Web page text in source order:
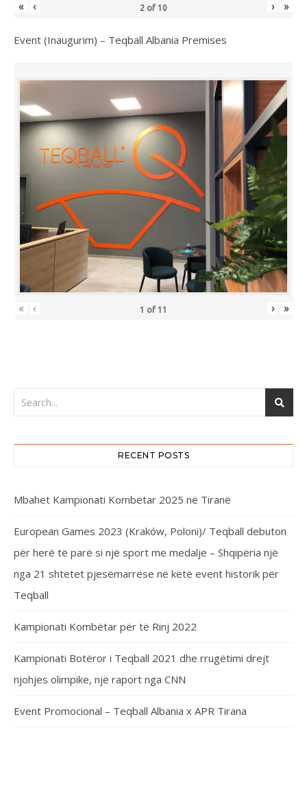
« ‹ 2 of 10 › »
Event (Inaugurim) – Teqball Albania Premises
« ‹ 1 of 11 › »
RECENT POSTS
Mbahet Kampionati Kombëtar 2025 në Tiranë
European Games 2023 (Kraków, Poloni)/ Teqball debuton
për herë të parë si një sport me medalje – Shqipëria një
nga 21 shtetet pjesëmarrëse në këtë event historik për
Teqball
Kampionati Kombëtar për të Rinj 2022
Kampionati Botëror i Teqball 2021 dhe rrugëtimi drejt
njohjes olimpike, një raport nga CNN
Event Promocional – Teqball Albania x APR Tirana